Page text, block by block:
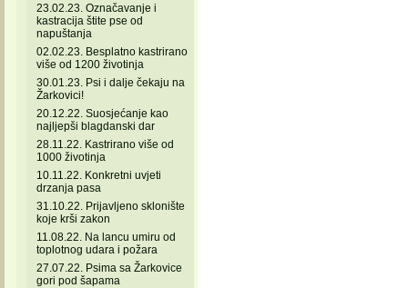
23.02.23. Označavanje i
kastracija štite pse od
napuštanja
02.02.23. Besplatno kastrirano
više od 1200 životinja
30.01.23. Psi i dalje čekaju na
Žarkovici!
20.12.22. Suosjećanje kao
najljepši blagdanski dar
28.11.22. Kastrirano više od
1000 životinja
10.11.22. Konkretni uvjeti
drzanja pasa
31.10.22. Prijavljeno sklonište
koje krši zakon
11.08.22. Na lancu umiru od
toplotnog udara i požara
27.07.22. Psima sa Žarkovice
gori pod šapama